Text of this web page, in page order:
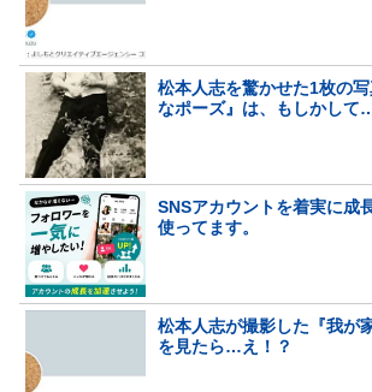
松本人志を驚かせた1枚の
なポーズ』は、もしかして
SNSアカウントを着実に成
使ってます。
松本人志が撮影した『我が
を見たら…え！？